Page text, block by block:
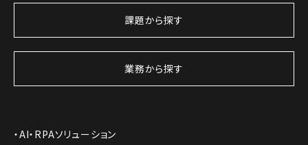
課題から探す
業務から探す
AI・RPAソリューション